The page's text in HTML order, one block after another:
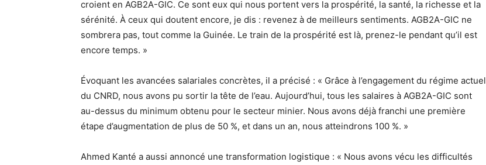
croient en AGB2A-GIC. Ce sont eux qui nous portent vers la prospérité, la santé, la richesse et la
sérénité. À ceux qui doutent encore, je dis : revenez à de meilleurs sentiments. AGB2A-GIC ne
sombrera pas, tout comme la Guinée. Le train de la prospérité est là, prenez-le pendant qu’il est
encore temps. »
Évoquant les avancées salariales concrètes, il a précisé : « Grâce à l’engagement du régime actuel
du CNRD, nous avons pu sortir la tête de l’eau. Aujourd’hui, tous les salaires à AGB2A-GIC sont
au-dessus du minimum obtenu pour le secteur minier. Nous avons déjà franchi une première
étape d’augmentation de plus de 50 %, et dans un an, nous atteindrons 100 %. »
Ahmed Kanté a aussi annoncé une transformation logistique : « Nous avons vécu les difficultés